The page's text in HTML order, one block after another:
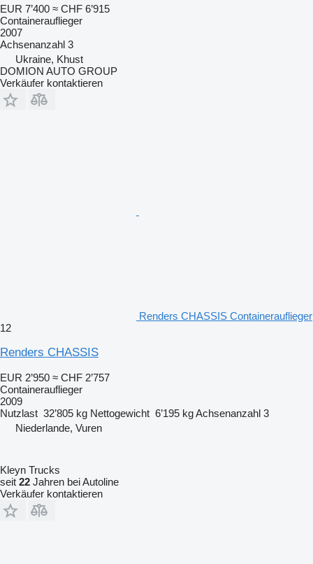
EUR 7’400 ≈ CHF 6’915
Containerauflieger
2007
Achsenanzahl 3
Ukraine, Khust
DOMION AUTO GROUP
Verkäufer kontaktieren
Renders CHASSIS Containerauflieger
12
Renders CHASSIS
EUR 2’950 ≈ CHF 2’757
Containerauflieger
2009
Nutzlast 32’805 kg Nettogewicht 6’195 kgAchsenanzahl 3
Niederlande, Vuren
Kleyn Trucks
seit 22 Jahren bei Autoline
Verkäufer kontaktieren